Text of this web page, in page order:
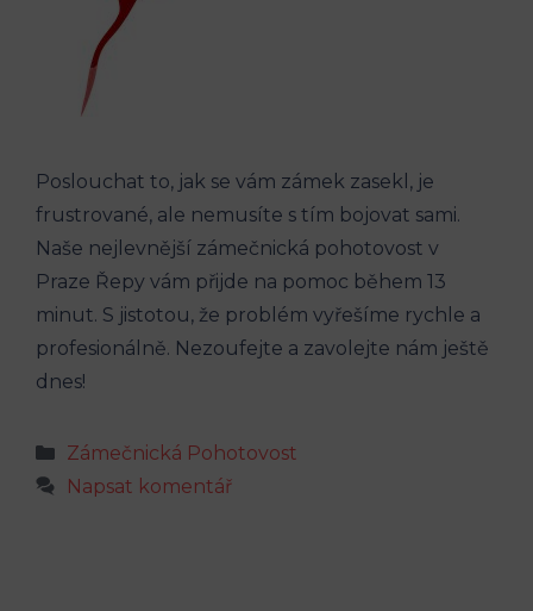
Poslouchat to, jak se vám zámek zasekl, je
frustrované, ale nemusíte s tím bojovat sami.
Naše nejlevnější zámečnická pohotovost v
Praze Řepy vám přijde na pomoc během 13
minut. S jistotou, že problém vyřešíme rychle a
profesionálně. Nezoufejte a zavolejte nám ještě
dnes!
Rubriky
Zámečnická Pohotovost
Napsat komentář